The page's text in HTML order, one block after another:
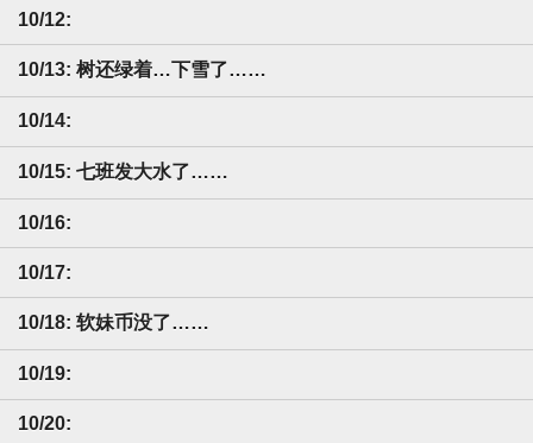
10/12:
10/13: 树还绿着…下雪了……
10/14:
10/15: 七班发大水了……
10/16:
10/17:
10/18: 软妹币没了……
10/19:
10/20: